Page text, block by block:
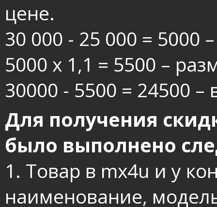
цене.
30 000 - 25 000 = 5000
5000 х 1,1 = 5500 –
30000 - 5500 = 24500
Для получения
было выполнено
1. Товар в mx4u и у
наименование,